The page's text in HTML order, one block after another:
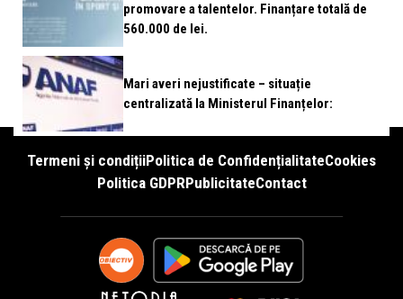
promovare a talentelor. Finanțare totală de
560.000 de lei.
Mari averi nejustificate – situație
centralizată la Ministerul Finanțelor:
Termeni și condițiiPolitica de ConfidențialitateCookies
Politica GDPRPublicitateContact